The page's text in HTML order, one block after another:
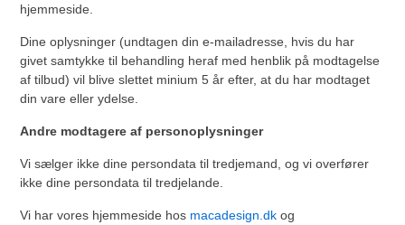
hjemmeside.
Dine oplysninger (undtagen din e-mailadresse, hvis du har
givet samtykke til behandling heraf med henblik på modtagelse
af tilbud) vil blive slettet minium 5 år efter, at du har modtaget
din vare eller ydelse.
Andre modtagere af personoplysninger
Vi sælger ikke dine persondata til tredjemand, og vi overfører
ikke dine persondata til tredjelande.
Vi har vores hjemmeside hos macadesign.dk og